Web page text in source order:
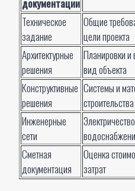
документации
Техническое
задание
Общие
цели проекта
Архитектурные
решения
Планировки и
вид объекта
Конструктивные
решения
Системы и
строительства
Инженерные
сети
Сметная
документация
Оценка
затрат